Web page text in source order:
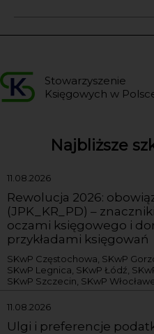
Stowarzyszenie
Księgowych w
Najbliższe
11.08.2026
Rewolucja 2026:
(JPK_KR_PD) –
oczami księgowego i
przykładami księgowań
SKwP Częstochowa, SKwP
SKwP Legnica, SKwP Łódź,
SKwP Szczecin, SKwP
11.08.2026
Ulgi i preferencje